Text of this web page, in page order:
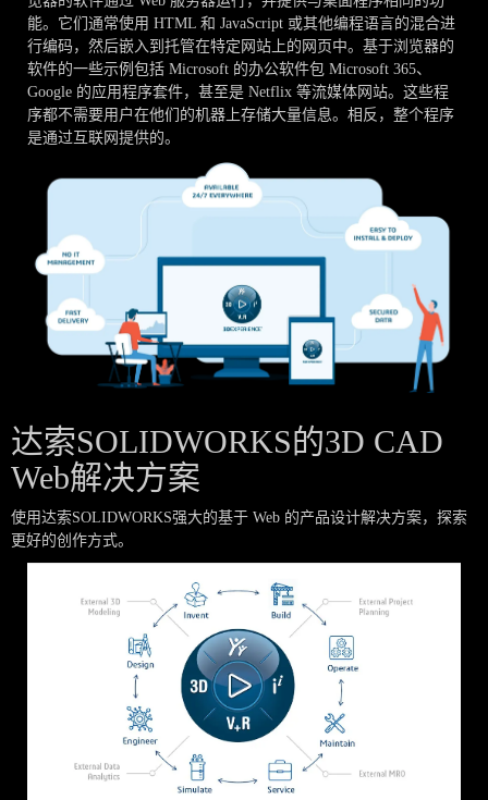
能。它们通常使用 HTML 和 JavaScript 或其他编程语言的混合进
行编码，然后嵌入到托管在特定网站上的网页中。基于浏览器的
软件的一些示例包括 Microsoft 的办公软件包 Microsoft 365、
Google 的应用程序套件，甚至是 Netflix 等流媒体网站。这些程
序都不需要用户在他们的机器上存储大量信息。相反，整个程序
是通过互联网提供的。
达索SOLIDWORKS的3D CAD
Web解决方案
使用达索SOLIDWORKS强大的基于 Web 的产品设计解决方案，探索
更好的创作方式。